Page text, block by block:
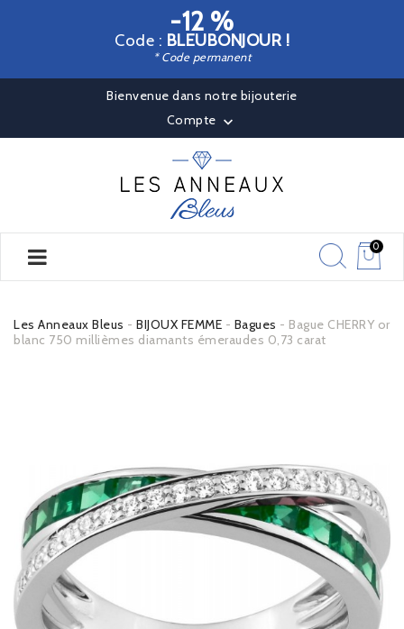
-12 %
Code : BLEUBONJOUR !
* Code permanent
Bienvenue dans notre bijouterie
Compte 
0
Les Anneaux Bleus BIJOUX FEMME Bagues
Bague CHERRY or
blanc 750 millièmes diamants émeraudes 0,73 carat